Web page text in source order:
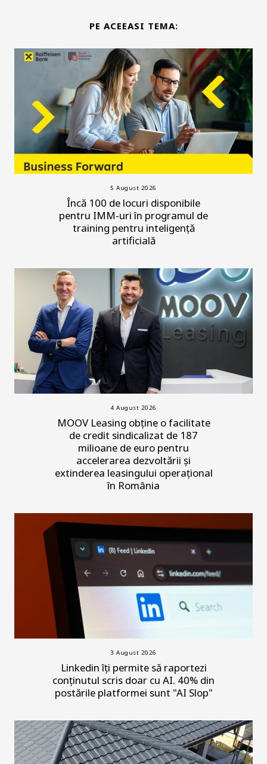
PE ACEEASI TEMA:
5 August 2026
Încă 100 de locuri disponibile
pentru IMM-uri în programul de
training pentru inteligență
artificială
4 August 2026
MOOV Leasing obține o facilitate
de credit sindicalizat de 187
milioane de euro pentru
accelerarea dezvoltării și
extinderea leasingului operațional
în România
3 August 2026
Linkedin îți permite să raportezi
conținutul scris doar cu AI. 40% din
postările platformei sunt "AI Slop"